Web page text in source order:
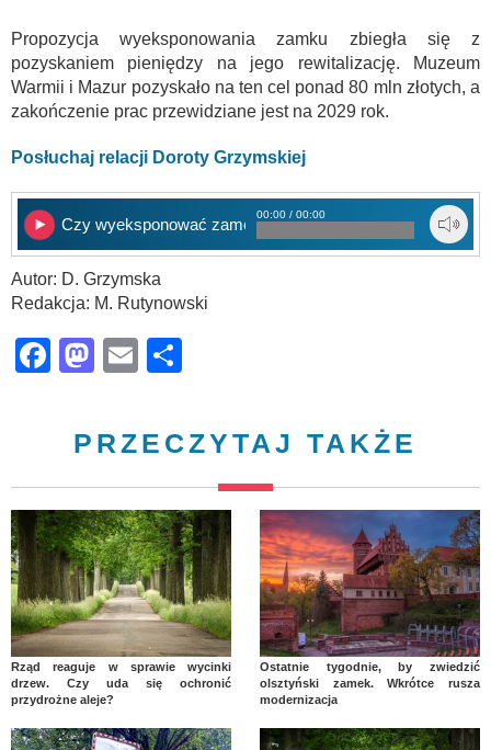
Propozycja wyeksponowania zamku zbiegła się z
pozyskaniem pieniędzy na jego rewitalizację. Muzeum
Warmii i Mazur pozyskało na ten cel ponad 80 mln złotych, a
zakończenie prac przewidziane jest na 2029 rok.
Posłuchaj relacji Doroty Grzymskiej
Czy wyeksponować zamek kosztem drzew?
00:00 / 00:00
Autor: D. Grzymska
Redakcja: M. Rutynowski
Facebook
Mastodon
Email
PRZECZYTAJ TAKŻE
Rząd reaguje w sprawie wycinki
drzew. Czy uda się ochronić
przydrożne aleje?
Ostatnie tygodnie, by zwiedzić
olsztyński zamek. Wkrótce rusza
modernizacja